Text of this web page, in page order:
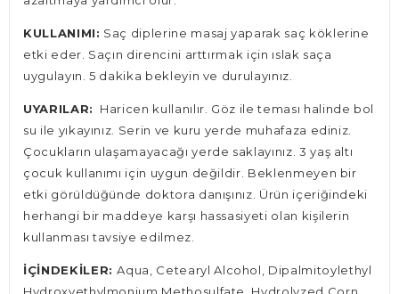
KULLANIMI: Saç diplerine masaj yaparak saç köklerine
etki eder. Saçın direncini arttırmak için ıslak saça
uygulayın. 5 dakika bekleyin ve durulayınız.
UYARILAR:
Haricen kullanılır. Göz ile teması halinde bol
su ile yıkayınız. Serin ve kuru yerde muhafaza ediniz.
Çocukların ulaşamayacağı yerde saklayınız. 3 yaş altı
çocuk kullanımı için uygun değildir. Beklenmeyen bir
etki görüldüğünde doktora danışınız. Ürün içeriğindeki
herhangi bir maddeye karşı hassasiyeti olan kişilerin
kullanması tavsiye edilmez.
İÇİNDEKİLER:Aqua, Cetearyl Alcohol, Dipalmitoylethyl